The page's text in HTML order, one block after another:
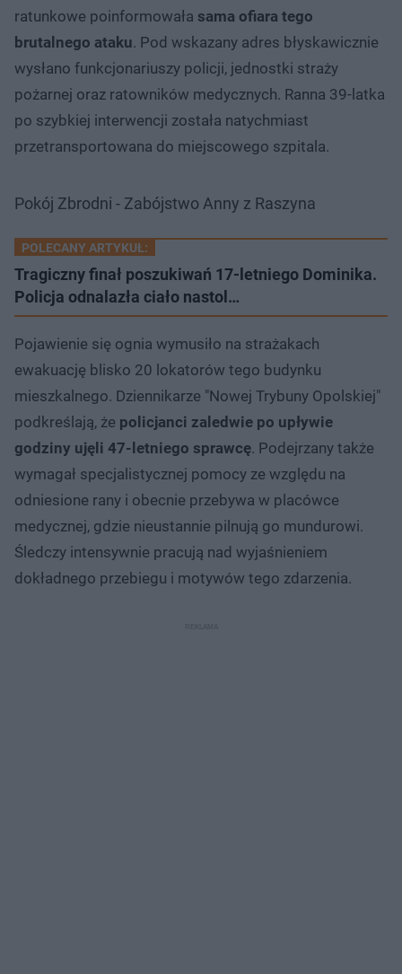
ratunkowe poinformowała sama ofiara tego
brutalnego ataku. Pod wskazany adres błyskawicznie
wysłano funkcjonariuszy policji, jednostki straży
pożarnej oraz ratowników medycznych. Ranna 39-latka
po szybkiej interwencji została natychmiast
przetransportowana do miejscowego szpitala.
Pokój Zbrodni - Zabójstwo Anny z Raszyna
POLECANY ARTYKUŁ:
Tragiczny finał poszukiwań 17-letniego Dominika.
Policja odnalazła ciało nastol…
Pojawienie się ognia wymusiło na strażakach
ewakuację blisko 20 lokatorów tego budynku
mieszkalnego. Dziennikarze "Nowej Trybuny Opolskiej"
podkreślają, że policjanci zaledwie po upływie
godziny ujęli 47-letniego sprawcę. Podejrzany także
wymagał specjalistycznej pomocy ze względu na
odniesione rany i obecnie przebywa w placówce
medycznej, gdzie nieustannie pilnują go mundurowi.
Śledczy intensywnie pracują nad wyjaśnieniem
dokładnego przebiegu i motywów tego zdarzenia.